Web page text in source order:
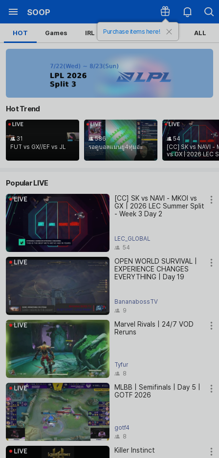
SOOP
Purchase items here!
HOT Games IRL Sports Esports ALL
Hot Trend
FUT vs GX//EF vs JL
31
รอดูบอลแมนยู4ทุ่มอ่ะ
586
[CC] SK⁠ vs NAVI - MKOI⁠
vs GX | 2026 LEC
mer Split - Week
54
Popular LIVE
[CC] SK⁠ vs NAVI - MKOI⁠ vs
GX | 2026 LEC Summer Split
- Week 3 Day 2
LEC_GLOBAL
54
OPEN WORLD SURVIVAL |
EXPERIENCE CHANGES
EVERYTHING | Day 19
BananabossTV
9
Marvel Rivals | 24/7 VOD
Reruns
Tyfur
8
MLBB | Semifinals | Day 5 |
GOTF 2026
gotf4
8
Killer Instinct